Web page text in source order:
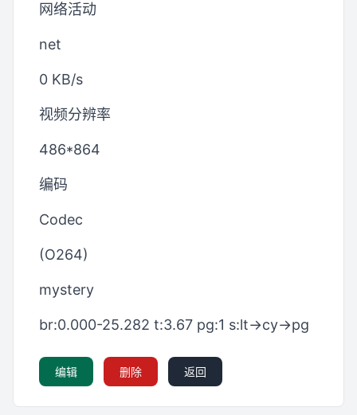
网络活动
net
0 KB/s
视频分辨率
486*864
编码
Codec
(O264)
mystery
br:0.000-25.282 t:3.67 pg:1 s:lt->cy->pg
编辑 删除 返回